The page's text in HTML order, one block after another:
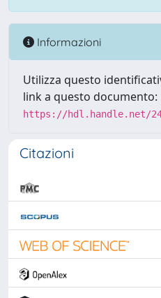
Informazioni
Utilizza questo
link a questo documento:
https://hdl.handle.net/
Citazioni